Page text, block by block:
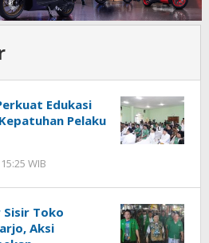
Edukasi
Pelaku
WIB
Sisir Toko
Aksi